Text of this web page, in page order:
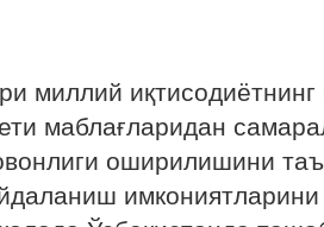
миллий иқтисодиётнинг
маблағларидан
оширилишини
имкониятларини